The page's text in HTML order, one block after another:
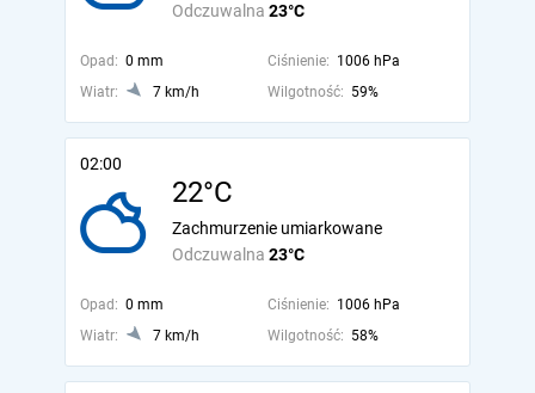
Odczuwalna 23°C
Opad: 0 mm Ciśnienie: 1006 hPa
Wiatr:
7 km/h Wilgotność: 59%
02:00
22°C
Odczuwalna 23°C
Zachmurzenie umiarkowane
Opad: 0 mm Ciśnienie: 1006 hPa
Wiatr:
7 km/h Wilgotność: 58%